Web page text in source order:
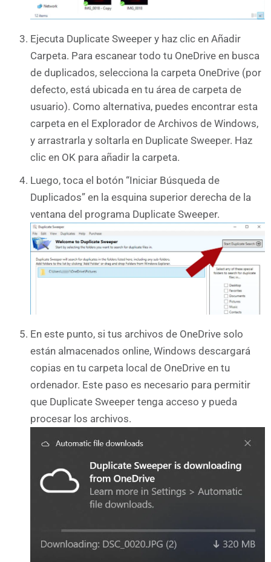
Ejecuta Duplicate Sweeper y haz clic en Añadir
Carpeta. Para escanear todo tu OneDrive en busca
de duplicados, selecciona la carpeta OneDrive (por
defecto, está ubicada en tu área de carpeta de
usuario). Como alternativa, puedes encontrar esta
carpeta en el Explorador de Archivos de Windows,
y arrastrarla y soltarla en Duplicate Sweeper. Haz
clic en OK para añadir la carpeta.
Luego, toca el botón “Iniciar Búsqueda de
Duplicados” en la esquina superior derecha de la
ventana del programa Duplicate Sweeper.
En este punto, si tus archivos de OneDrive solo
están almacenados online, Windows descargará
copias en tu carpeta local de OneDrive en tu
ordenador. Este paso es necesario para permitir
que Duplicate Sweeper tenga acceso y pueda
procesar los archivos.